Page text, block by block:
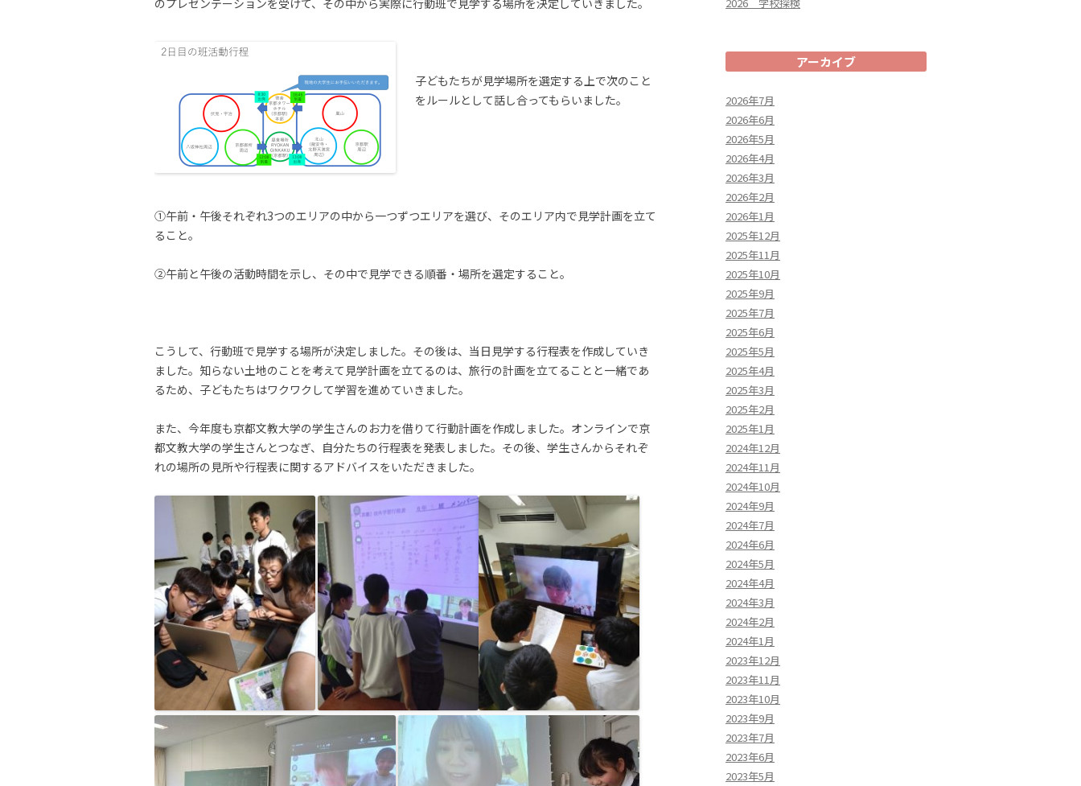
子どもたちが見学場所を選定する上で次のこと
をルールとして話し合ってもらいました。
①午前・午後それぞれ3つのエリアの中から一つずつエリアを選び、そのエリア内で見学計画を立て
ること。
②午前と午後の活動時間を示し、その中で見学できる順番・場所を選定すること。
こうして、行動班で見学する場所が決定しました。その後は、当日見学する行程表を作成していき
ました。知らない土地のことを考えて見学計画を立てるのは、旅行の計画を立てることと一緒であ
るため、子どもたちはワクワクして学習を進めていきました。
また、今年度も京都文教大学の学生さんのお力を借りて行動計画を作成しました。オンラインで京
都文教大学の学生さんとつなぎ、自分たちの行程表を発表しました。その後、学生さんからそれぞ
れの場所の見所や行程表に関するアドバイスをいただきました。
アーカイブ
2026年7月
2026年6月
2026年5月
2026年4月
2026年3月
2026年2月
2026年1月
2025年12月
2025年11月
2025年10月
2025年9月
2025年7月
2025年6月
2025年5月
2025年4月
2025年3月
2025年2月
2025年1月
2024年12月
2024年11月
2024年10月
2024年9月
2024年7月
2024年6月
2024年5月
2024年4月
2024年3月
2024年2月
2024年1月
2023年12月
2023年11月
2023年10月
2023年9月
2023年7月
2023年6月
2023年5月